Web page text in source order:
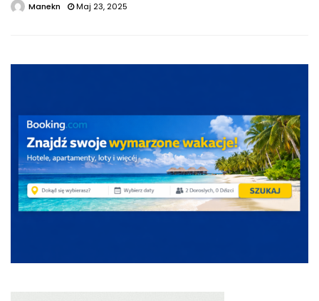
Manekn Maj 23, 2025